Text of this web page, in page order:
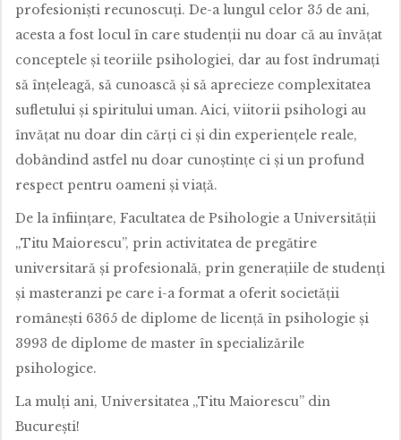
profesioniști recunoscuți. De-a lungul celor 35 de ani,
acesta a fost locul în care studenții nu doar că au învățat
conceptele și teoriile psihologiei, dar au fost îndrumați
să înțeleagă, să cunoască și să aprecieze complexitatea
sufletului și spiritului uman. Aici, viitorii psihologi au
învățat nu doar din cărți ci și din experiențele reale,
dobândind astfel nu doar cunoștințe ci și un profund
respect pentru oameni și viață.
De la înființare, Facultatea de Psihologie a Universității
„Titu Maiorescu”, prin activitatea de pregătire
universitară și profesională, prin generațiile de studenți
și masteranzi pe care i-a format a oferit societății
românești 6365 de diplome de licență în psihologie și
3993 de diplome de master în specializările
psihologice.
La mulți ani, Universitatea „Titu Maiorescu” din
București!